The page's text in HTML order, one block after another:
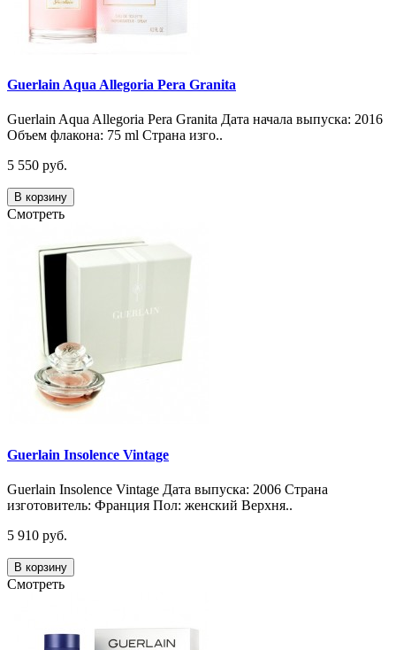
Guerlain Aqua Allegoria Pera Granita
Guerlain Aqua Allegoria Pera Granita Дата начала выпуска: 2016
Объем флакона: 75 ml Страна изго..
5 550 руб.
В корзину
Смотреть
Guerlain Insolence Vintage
Guerlain Insolence Vintage Дата выпуска: 2006 Страна
изготовитель: Франция Пол: женский Верхня..
5 910 руб.
В корзину
Смотреть